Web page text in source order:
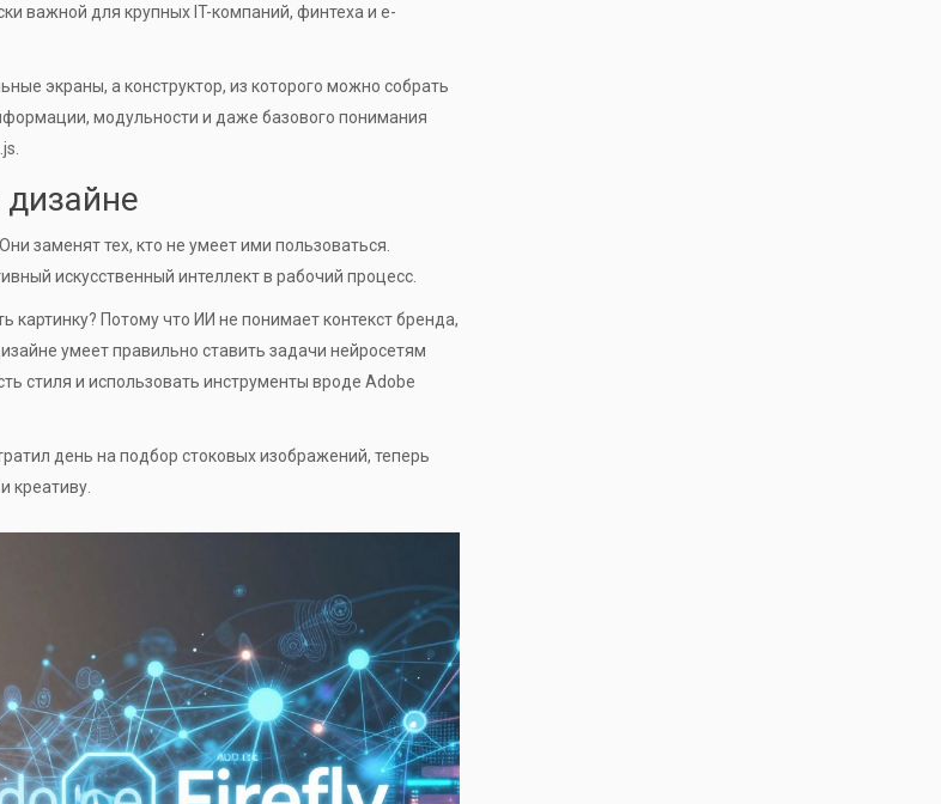
важной для крупных IT-компаний, финтеха и e-
экраны, а конструктор, из которого можно собрать
модульности и даже базового понимания
заменят тех, кто не умеет ими пользоваться.
искусственный интеллектв рабочий процесс.
картинку? Потому что ИИ не понимает контекст бренда,
умеет правильно ставить задачи нейросетям
стиля и использовать инструменты вроде Adobe
день на подбор стоковых изображений, теперь
креативу.